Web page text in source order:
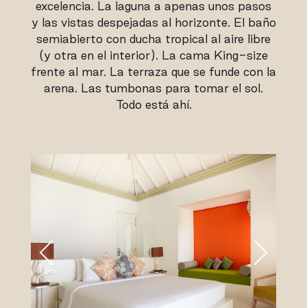
excelencia. La laguna a apenas unos pasos
y las vistas despejadas al horizonte. El baño
semiabierto con ducha tropical al aire libre
(y otra en el interior). La cama King-size
frente al mar. La terraza que se funde con la
arena. Las tumbonas para tomar el sol.
Todo está ahí.